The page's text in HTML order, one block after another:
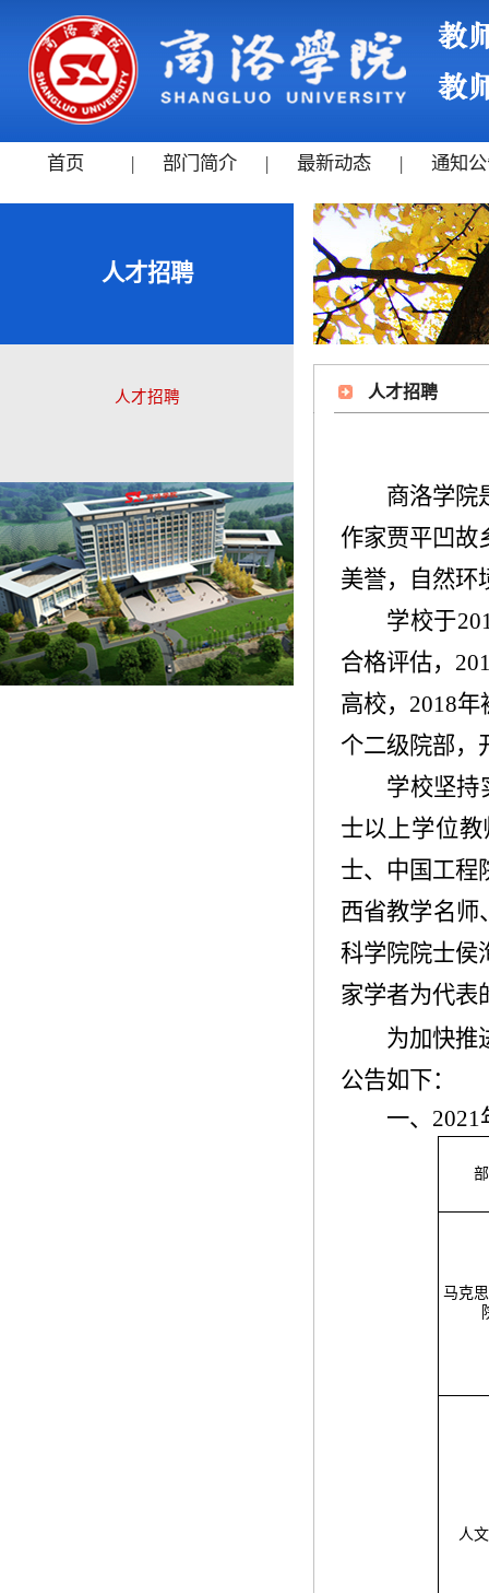
首页 | 部门简介 | 最新动态 | 通知
人才招聘
人才招聘 人才招聘
商洛学院
作家贾平凹故
美誉，自然环
学校于
合格评估，
高校， 2018年
个二级院部，
学校坚持
士以上学位教
士、中国工程
西省教学名师
科学院院士侯
家学者为代表
为加快推
公告如下：
一、 2021
马克
人